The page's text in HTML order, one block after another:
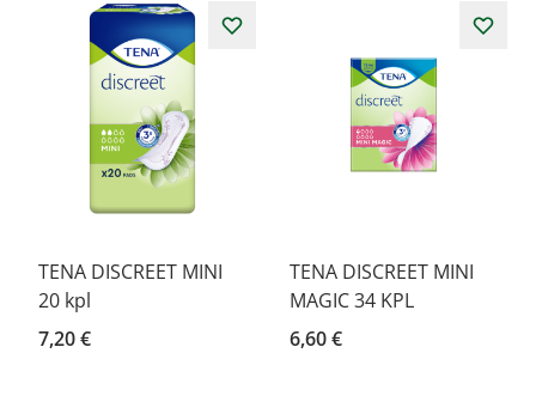
TENA DISCREET MINI
20 kpl
7,20 €
TENA DISCREET MINI
MAGIC 34 KPL
6,60 €